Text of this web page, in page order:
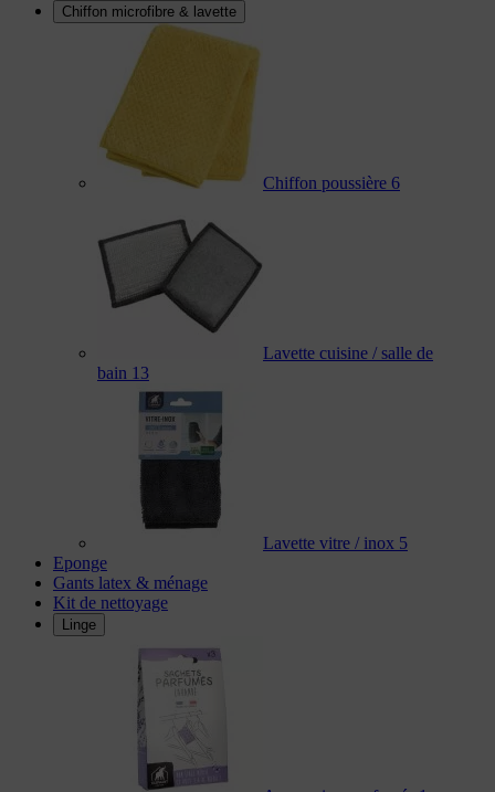
Chiffon microfibre & lavette
Chiffon poussière 6
Lavette cuisine / salle de
bain 13
Lavette vitre / inox 5
Eponge
Gants latex & ménage
Kit de nettoyage
Linge